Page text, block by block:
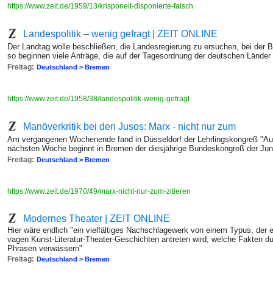
https://www.zeit.de/1959/13/krisponeit-disponierte-falsch
Landespolitik – wenig gefragt | ZEIT ONLINE
Der Landtag wolle beschließen, die Landesregierung zu ersuchen, bei der
so beginnen viele Anträge, die auf der Tagesordnung der deutschen
Freitag: Deutschland > Bremen
https://www.zeit.de/1958/38/landespolitik-wenig-gefragt
Manöverkritik bei den Jusos: Marx - nicht nur zum
Am vergangenen Wochenende fand in Düsseldorf der Lehrlingskongreß
nächsten Woche beginnt in Bremen der diesjährige Bundeskongreß der
Freitag: Deutschland > Bremen
https://www.zeit.de/1970/49/marx-nicht-nur-zum-zitieren
Modernes Theater | ZEIT ONLINE
Hier wäre endlich "ein vielfältiges Nachschlagewerk von einem Typus, der
vagen Kunst-Literatur-Theater-Geschichten antreten wird, welche Fakten
Phrasen verwässern"
Freitag: Deutschland > Bremen